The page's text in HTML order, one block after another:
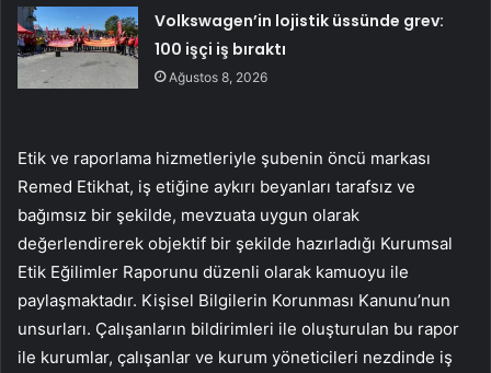
Volkswagen’in lojistik üssünde grev:
100 işçi iş bıraktı
Ağustos 8, 2026
Etik ve raporlama hizmetleriyle şubenin öncü markası
Remed Etikhat, iş etiğine aykırı beyanları tarafsız ve
bağımsız bir şekilde, mevzuata uygun olarak
değerlendirerek objektif bir şekilde hazırladığı Kurumsal
Etik Eğilimler Raporunu düzenli olarak kamuoyu ile
paylaşmaktadır. Kişisel Bilgilerin Korunması Kanunu’nun
unsurları. Çalışanların bildirimleri ile oluşturulan bu rapor
ile kurumlar, çalışanlar ve kurum yöneticileri nezdinde iş